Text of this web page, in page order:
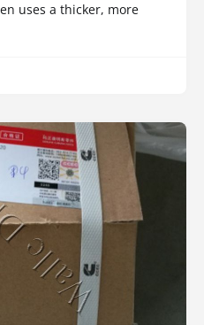
uses a thicker, more